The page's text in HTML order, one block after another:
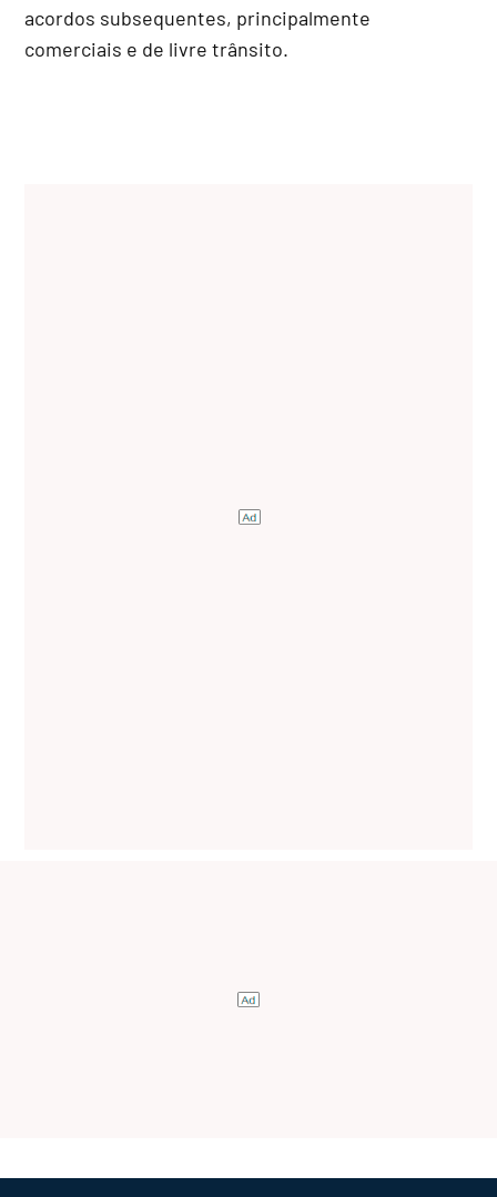
acordos subsequentes, principalmente
comerciais e de livre trânsito.